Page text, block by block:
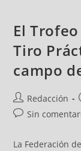
El
Tiro
campo
Redacción
Sin
La Federación